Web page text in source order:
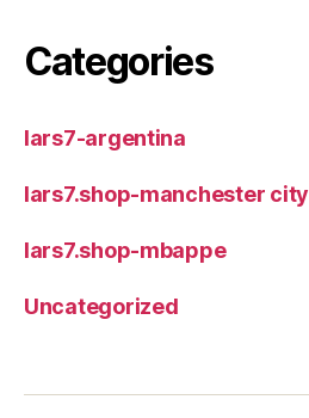
Categories
lars7-argentina
lars7.shop-manchester city
lars7.shop-mbappe
Uncategorized